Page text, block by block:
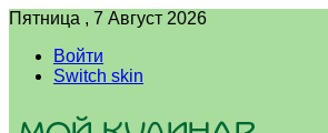
Пятница , 7 Август 2026
Войти
Switch skin